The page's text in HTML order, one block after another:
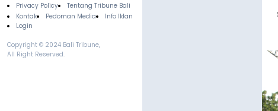
Footer
Privacy Policy
Tentang Tribune Bali
Kontak
Pedoman Media
Info Iklan
Login
Copyright © 2024 Bali Tribune,
All Right Reserved.